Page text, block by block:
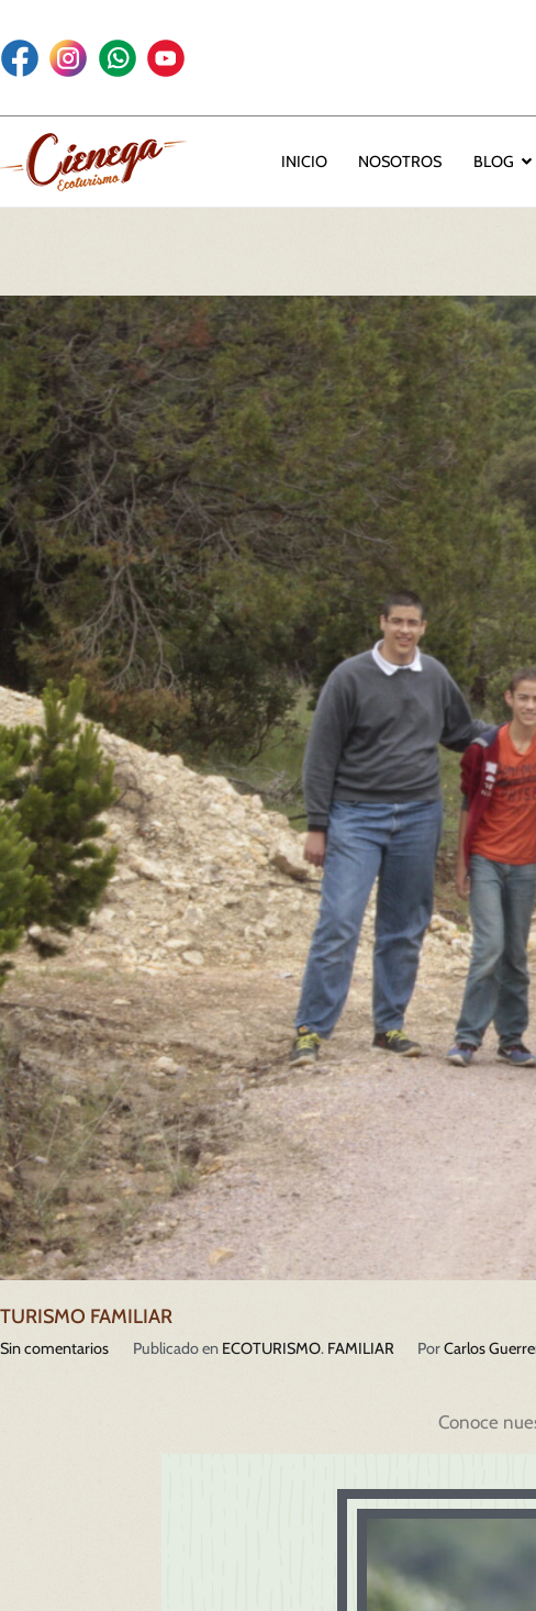
Rancho la Cienega – Ecoturismo
INICIO NOSOTROS BLOG
TURISMO FAMILIAR
Sin comentarios Publicado en ECOTURISMO. FAMILIAR PorCarlos
Conoce